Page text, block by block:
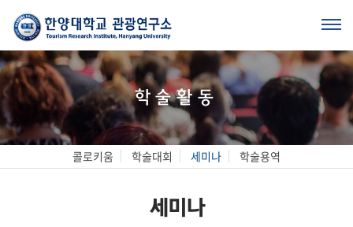
학술활동
콜로키움 학술대회 세미나 학술용역
세미나